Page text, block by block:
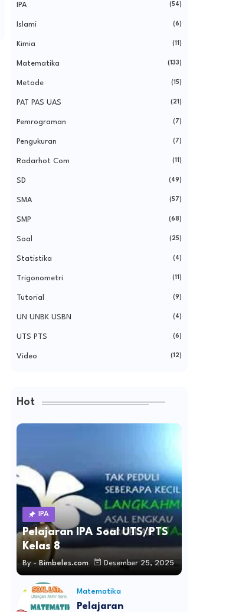
IPA (54)
Islami (6)
Kimia (11)
Matematika (133)
Metode (15)
PAT PAS UAS (21)
Pemrograman (7)
Pengukuran (7)
Radarhot Com (11)
SD (49)
SMA (57)
SMP (68)
Soal (25)
Statistika (4)
Trigonometri (11)
Tutorial (9)
UN UNBK USBN (4)
UTS PTS (6)
Video (12)
Hot
IPA
Pelajaran IPA Soal UTS/PTS
Kelas 8
By - Bimbeles.com Desember 25, 2025
Matematika
Pelajaran